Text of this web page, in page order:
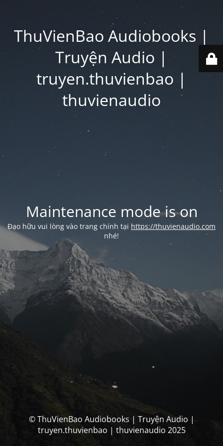
ThuVienBao Audiobooks |
Truyện Audio |
truyen.thuvienbao |
thuvienaudio
Maintenance mode is on
Đạo hữu vui lòng vào trang chính tại https://thuvienaudio.com
nhé!
© ThuVienBao Audiobooks | Truyện Audio |
truyen.thuvienbao | thuvienaudio 2025